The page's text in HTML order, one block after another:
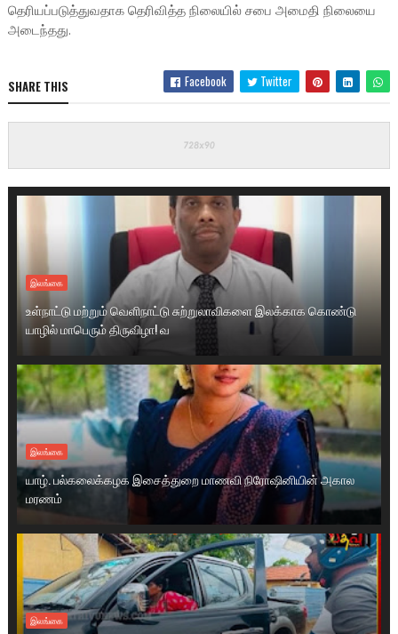
தெரியப்படுத்துவதாக தெரிவித்த நிலையில் சபை அமைதி நிலையை
அடைந்தது.
SHARE THIS Facebook Twitter
இலங்கை
உள்நாட்டு மற்றும் வெளிநாட்டு சுற்றுலாவிகளை இலக்காக கொண்டு
யாழில் மாபெரும் திருவிழா! வ
இலங்கை
யாழ். பல்கலைக்கழக இசைத்துறை மாணவி நிரோஷினியின் அகால
மரணம்
இலங்கை